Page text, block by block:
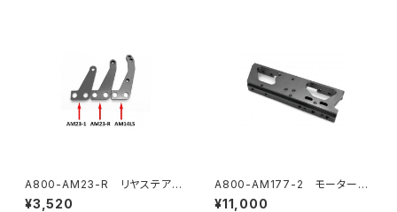
A800-AM23-R リヤステアリ
ングアームR (2)
¥3,520
A800-AM177-2 モーターマ
ウントV2
¥11,000